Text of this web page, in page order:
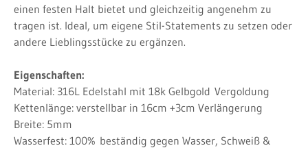
einen festen Halt bietet und gleichzeitig angenehm zu
tragen ist. Ideal, um eigene Stil-Statements zu setzen oder
andere Lieblingsstücke zu ergänzen.
Eigenschaften:
Material: 316L Edelstahl mit 18k Gelbgold Vergoldung
Kettenlänge: verstellbar in 16cm +3cm Verlängerung
Breite: 5mm
Wasserfest: 100% beständig gegen Wasser, Schweiß &